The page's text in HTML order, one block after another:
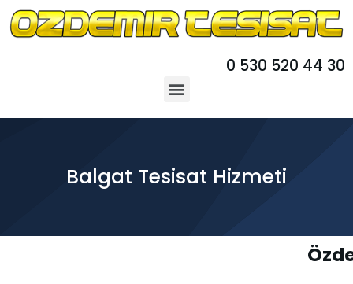
0 530 520 44 30
Balgat Tesisat Hizmeti